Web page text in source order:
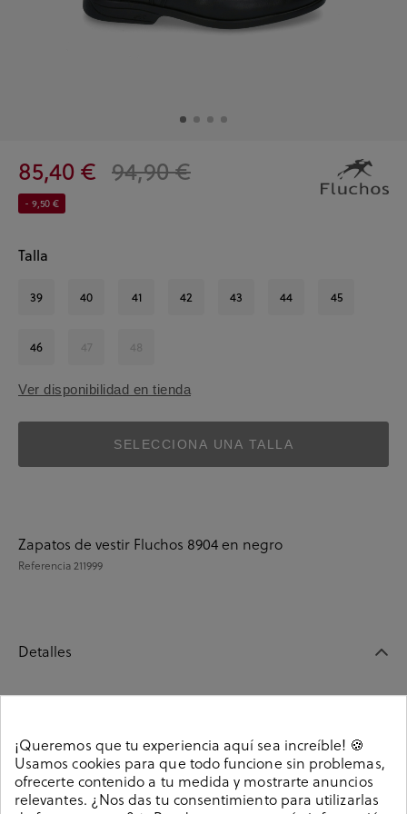
85,40 € 94,90 €
- 9,50 €
Talla
39 40 41 42 43 44 45
46 47 48
Ver disponibilidad en tienda
SELECCIONA UNA TALLA
Zapatos de vestir Fluchos 8904 en negro
Referencia211999
Detalles
Referencia 211999
¡Queremos que tu experiencia aquí sea increíble! 🍪
Usamos cookies para que todo funcione sin problemas,
ofrecerte contenido a tu medida y mostrarte anuncios
relevantes. ¿Nos das tu consentimiento para utilizarlas